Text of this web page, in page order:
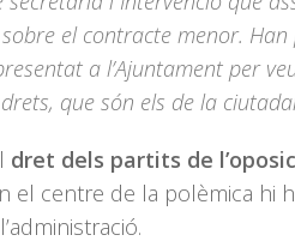
el contracte menor. Han
a l’Ajuntament per
que són els de la
dret dels partits de
el centre de la polèmica hi